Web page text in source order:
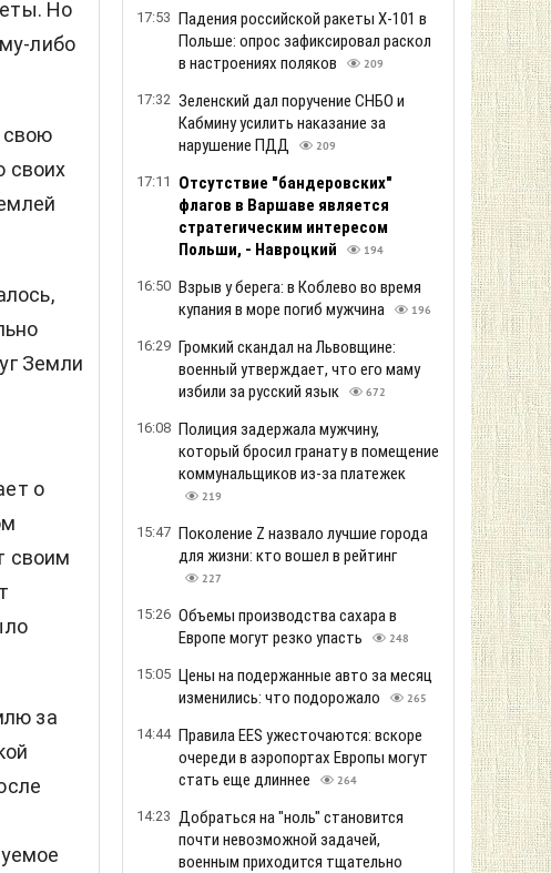
Но
либо
свою
своих
Земли
о
своим
за
17:53 Падения российской ракеты Х-101 в
Польше: опрос зафиксировал раскол
в настроениях поляков
209
17:32 Зеленский дал поручение СНБО и
Кабмину усилить наказание за
нарушение ПДД
209
17:11
Отсутствие "бандеровских"
флагов в Варшаве является
стратегическим интересом
Польши, - Навроцкий
194
16:50 Взрыв у берега: в Коблево во время
купания в море погиб мужчина
196
16:29 Громкий скандал на Львовщине:
военный утверждает, что его маму
избили за русский язык
672
16:08 Полиция задержала мужчину,
который бросил гранату в помещение
коммунальщиков из-за платежек
219
15:47 Поколение Z назвало лучшие города
для жизни: кто вошел в рейтинг
227
15:26 Объемы производства сахара в
Европе могут резко упасть
248
15:05 Цены на подержанные авто за месяц
изменились: что подорожало
265
14:44 Правила EES ужесточаются: вскоре
очереди в аэропортах Европы могут
стать еще длиннее
264
14:23 Добраться на "ноль" становится
почти невозможной задачей,
военным приходится тщательно